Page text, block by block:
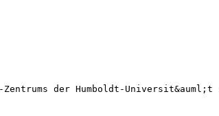
Zentrums der Humboldt-